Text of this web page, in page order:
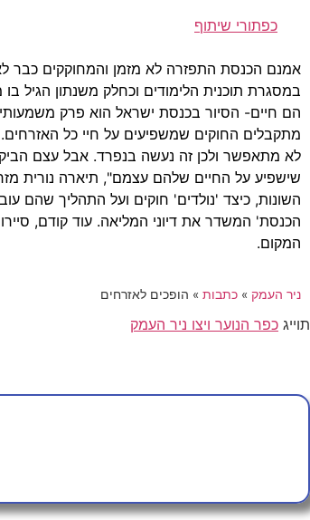
כפתורי שיתוף
אמנם הכנסת התפזרה לא מזמן והמחוקקים כבר
במסגרת תוכנית הלימודים וכחלק משנתון הגיל
הם חיים- הסיור בכנסת ישראל הוא פרק
מתקבלים החוקים שמשפיעים על חיי כל
לא מתאפשר ולכן זה נעשה בנפרד. אבל עצם
שישפיע על החיים שלהם עצמם", תיארה נורית
השונות, כיצד 'נולדים' חוקים ועל התהליך שהם
הכנסת' המשדר את דיוני המליאה. עוד קודם,
המקום.
ניר העמק » כתבות » הופכים לאזרחים
תוייג כפר הנוער ויצו ניר העמק